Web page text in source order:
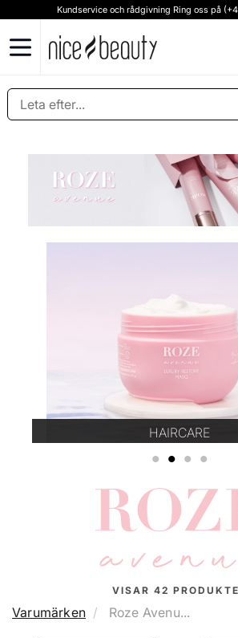
Kundservice och rådgivning Ring oss på
HAIRCARE
1 2 3 4
VISAR 42
Varumärken Roze Avenu...